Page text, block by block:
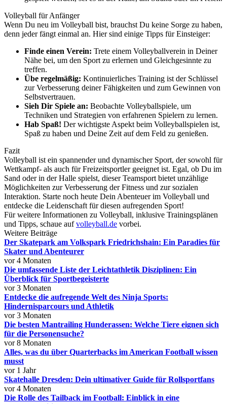
Volleyball für Anfänger
Wenn Du neu im Volleyball bist, brauchst Du keine Sorge zu haben,
denn jeder fängt einmal an. Hier sind einige Tipps für Einsteiger:
Finde einen Verein: Trete einem Volleyballverein in Deiner
Nähe bei, um den Sport zu erlernen und Gleichgesinnte zu
treffen.
Übe regelmäßig: Kontinuierliches Training ist der Schlüssel
zur Verbesserung deiner Fähigkeiten und zum Gewinnen von
Selbstvertrauen.
Sieh Dir Spiele an: Beobachte Volleyballspiele, um
Techniken und Strategien von erfahrenen Spielern zu lernen.
Hab Spaß! Der wichtigste Aspekt beim Volleyballspielen ist,
Spaß zu haben und Deine Zeit auf dem Feld zu genießen.
Fazit
Volleyball ist ein spannender und dynamischer Sport, der sowohl für
Wettkampf- als auch für Freizeitsportler geeignet ist. Egal, ob Du im
Sand oder in der Halle spielst, dieser Teamsport bietet unzählige
Möglichkeiten zur Verbesserung der Fitness und zur sozialen
Interaktion. Starte noch heute Dein Abenteuer im Volleyball und
entdecke die Leidenschaft für diesen aufregenden Sport!
Für weitere Informationen zu Volleyball, inklusive Trainingsplänen
und Tipps, schaue aufvolleyball.de vorbei.
Weitere Beiträge
Der Skatepark am Volkspark Friedrichshain: Ein Paradies für
Skater und Abenteurer
vor 4 Monaten
Die umfassende Liste der Leichtathletik Disziplinen: Ein
Überblick für Sportbegeisterte
vor 3 Monaten
Entdecke die aufregende Welt des Ninja Sports:
Hindernisparcours und Athletik
vor 3 Monaten
Die besten Mantrailing Hunderassen: Welche Tiere eignen sich
für die Personensuche?
vor 8 Monaten
Alles, was du über Quarterbacks im American Football wissen
musst
vor 1 Jahr
Skatehalle Dresden: Dein ultimativer Guide für Rollsportfans
vor 4 Monaten
Die Rolle des Tailback im Football: Einblick in eine